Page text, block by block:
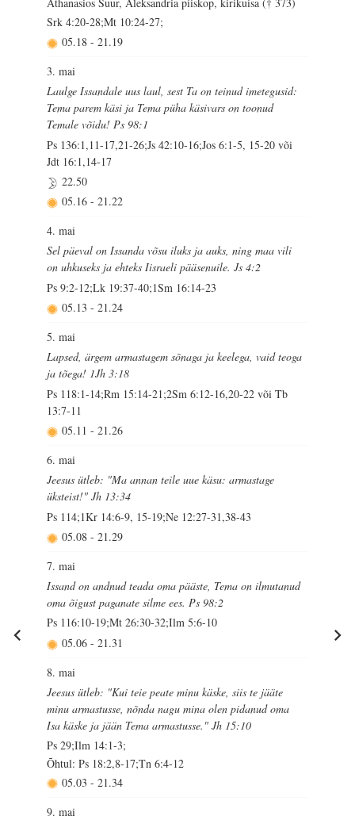
Srk 4:20-28;Mt 10:24-27;
05.18 - 21.19
3. mai
Laulge Issandale uus laul, sest Ta on teinud imetegusid:
Tema parem käsi ja Tema püha käsivars on toonud
Temale võidu! Ps 98:1
Ps 136:1,11-17,21-26;Js 42:10-16;Jos 6:1-5, 15-20 või
Jdt 16:1,14-17
22.50
05.16 - 21.22
4. mai
Sel päeval on Issanda võsu iluks ja auks, ning maa vili
on uhkuseks ja ehteks Iisraeli pääsenuile. Js 4:2
Ps 9:2-12;Lk 19:37-40;1Sm 16:14-23
05.13 - 21.24
5. mai
Lapsed, ärgem armastagem sõnaga ja keelega, vaid teoga
ja tõega! 1Jh 3:18
Ps 118:1-14;Rm 15:14-21;2Sm 6:12-16,20-22 või Tb
13:7-11
05.11 - 21.26
6. mai
Jeesus ütleb: "Ma annan teile uue käsu: armastage
üksteist!" Jh 13:34
Ps 114;1Kr 14:6-9, 15-19;Ne 12:27-31,38-43
05.08 - 21.29
7. mai
Issand on andnud teada oma pääste, Tema on ilmutanud
oma õigust paganate silme ees. Ps 98:2
Ps 116:10-19;Mt 26:30-32;Ilm 5:6-10
05.06 - 21.31
8. mai
Jeesus ütleb: "Kui teie peate minu käske, siis te jääte
minu armastusse, nõnda nagu mina olen pidanud oma
Isa käske ja jään Tema armastusse." Jh 15:10
Ps 29;Ilm 14:1-3;
Õhtul: Ps 18:2,8-17;Tn 6:4-12
05.03 - 21.34
9. mai